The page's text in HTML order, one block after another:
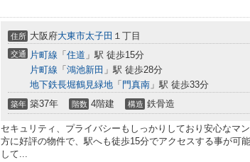
住所 大阪府大東市太子田 １丁目
交通 片町線 「 住道 」駅 徒歩15分
片町線 「 鴻池新田 」駅 徒歩28分
地下鉄長堀鶴見緑地 「 門真南 」駅 徒歩33分
築年 築37年 階数 4階建 構造 鉄骨造
セキュリティ、プライバシーもしっかりしており安心なマ
方に好評の物件で、駅へも徒歩15分でアクセスする事が可
して...